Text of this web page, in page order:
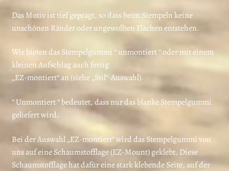
Das Motiv ist tief geprägt, so dass beim Stempeln keine
unschönen Ränder oder ungewollten Flächen entstehen.
Wir bieten das Stempelgummi “ unmontiert “ oder mit einem
kleinen Aufschlag auch fertig
„EZ-montiert“ an (siehe „Stil“-Auswahl).
“ Unmontiert “ bedeutet, dass nur das blanke Stempelgummi
geliefert wird.
Bei der Auswahl „EZ-montiert“ wird das Stempelgummi von
uns auf eine Schaumstofflage (EZ-Mount) geklebt. Diese
Schaumstofflage hat dafür eine stark klebende Seite, auf der